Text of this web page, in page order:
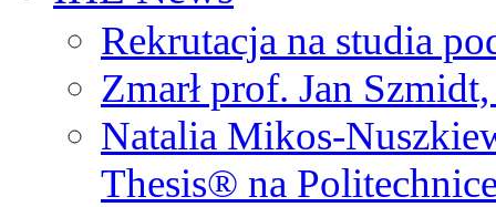
Rekrutacja na studia
Zmarł prof. Jan
Natalia Mikos-
Thesis® na